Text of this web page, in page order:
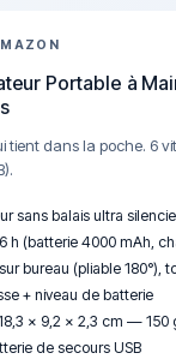
qui captivera autant
intelligence
contenir des
Portable à
sans balais ultra
h (batterie 4000 mAh,
bureau (pliable 180°),
+ niveau de batterie
× 9,2 × 2,3 cm — 150
de secours USB